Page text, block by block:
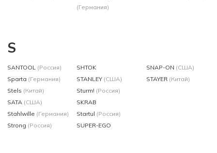
(Германия)
S
SANTOOL (Россия)
Sparta (Германия)
Stels (Китай)
SATA (США)
Stahlwille (Германия)
Strong (Россия)
SHTOK
STANLEY (США)
Sturm! (Россия)
SKRAB
Startul (Россия)
SUPER-EGO
SNAP-ON (США)
STAYER (Китай)